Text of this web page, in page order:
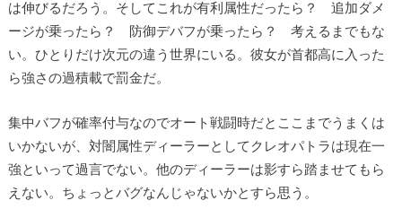
は伸びるだろう。そしてこれが有利属性だったら？ 追加ダメ
ージが乗ったら？ 防御デバフが乗ったら？ 考えるまでもな
い。ひとりだけ次元の違う世界にいる。彼女が首都高に入った
ら強さの過積載で罰金だ。
集中バフが確率付与なのでオート戦闘時だとここまでうまくは
いかないが、対闇属性ディーラーとしてクレオパトラは現在一
強といって過言でない。他のディーラーは影すら踏ませてもら
えない。ちょっとバグなんじゃないかとすら思う。